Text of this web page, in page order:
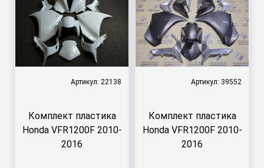
Артикул: 22138
Комплект пластика
Honda VFR1200F 2010-
2016
Артикул: 39552
Комплект пластика
Honda VFR1200F 2010-
2016